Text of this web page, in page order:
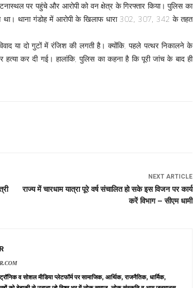
पर पहुंचे और आरोपी को वन क्षेत्र के गिरफ्तार किया। पुलिस का
था। थाना गंडोह में आरोपी के खिलाफ धारा 302, 307, 342 के तहत
या दो गुटों में रंजिश की लगती है। क्योंकि, पहले पत्थर निकालने के
कर दी गई। हालांकि, पुलिस का कहना है कि पूरी जांच के बाद ही
NEXT ARTICLE
राज्य में चारधाम यात्रा पूरे वर्ष संचालित हो सके इस विजन पर कार्य
करें विभाग – सीएम धामी
व सोशल मीडिया प्लेटफॉर्म पर सामाजिक, आर्थिक, राजनैतिक, धार्मिक,